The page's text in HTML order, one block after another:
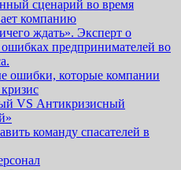
сценарий во время
компанию
ждать». Эксперт о
предпринимателей во
ошибки, которые компании
VS Антикризисный
команду спасателей в